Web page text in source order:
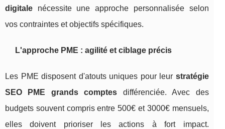
digitale nécessite une approche personnalisée selon
vos contraintes et objectifs spécifiques.
L'approche PME : agilité et ciblage précis
Les PME disposent d'atouts uniques pour leur stratégie
SEO PME grands comptes différenciée. Avec des
budgets souvent compris entre 500€ et 3000€ mensuels,
elles doivent prioriser les actions à fort impact.